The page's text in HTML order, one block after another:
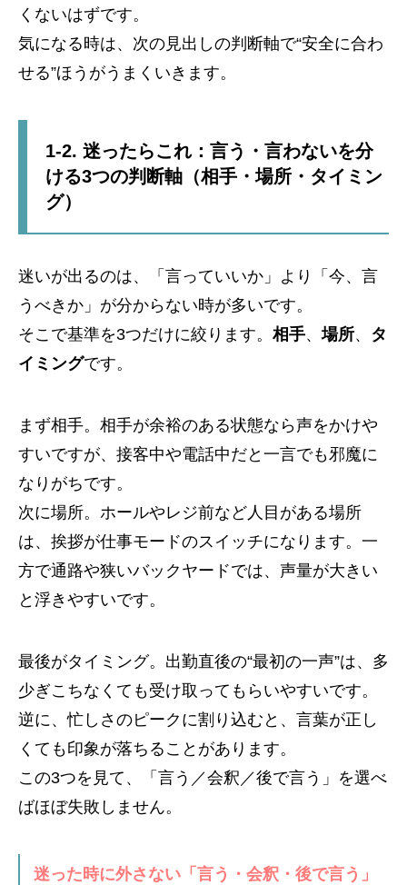
くないはずです。
気になる時は、次の見出しの判断軸で“安全に合わ
せる”ほうがうまくいきます。
1-2. 迷ったらこれ：言う・言わないを分
ける3つの判断軸（相手・場所・タイミン
グ）
迷いが出るのは、「言っていいか」より「今、言
うべきか」が分からない時が多いです。
そこで基準を3つだけに絞ります。 相手、場所、 タ
イミングです。
まず相手。相手が余裕のある状態なら声をかけや
すいですが、接客中や電話中だと一言でも邪魔に
なりがちです。
次に場所。ホールやレジ前など人目がある場所
は、挨拶が仕事モードのスイッチになります。一
方で通路や狭いバックヤードでは、声量が大きい
と浮きやすいです。
最後がタイミング。出勤直後の“最初の一声”は、多
少ぎこちなくても受け取ってもらいやすいです。
逆に、忙しさのピークに割り込むと、言葉が正し
くても印象が落ちることがあります。
この3つを見て、「言う／会釈／後で言う」を選べ
ばほぼ失敗しません。
迷った時に外さない「言う・会釈・後で言う」